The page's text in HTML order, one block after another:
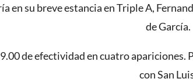
en su breve estancia en Triple A,
de García.
de efectividad en cuatro
con San